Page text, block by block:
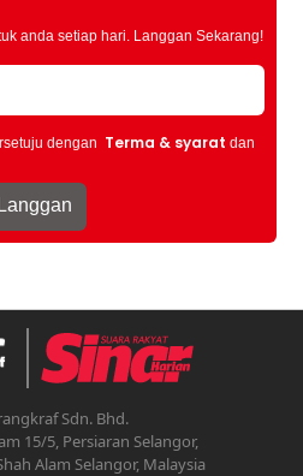
anda setiap hari. Langgan Sekarang!
dengan Terma & syarat dan
Sdn. Bhd.
15/5, Persiaran Selangor,
Alam Selangor, Malaysia